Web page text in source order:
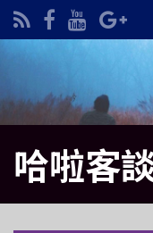
Search
哈啦客